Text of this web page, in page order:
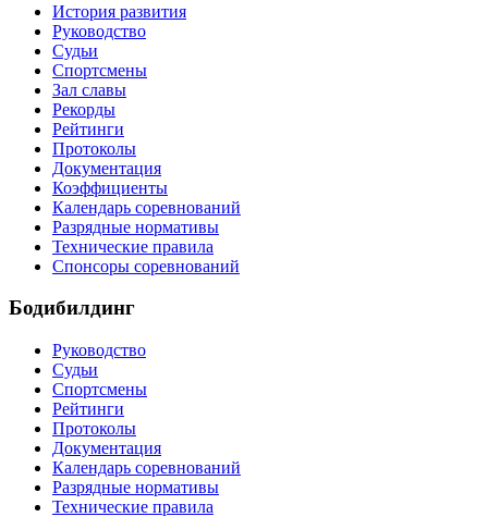
История развития
Руководство
Судьи
Спортсмены
Зал славы
Рекорды
Рейтинги
Протоколы
Документация
Коэффициенты
Календарь соревнований
Разрядные нормативы
Технические правила
Спонсоры соревнований
Бодибилдинг
Руководство
Судьи
Спортсмены
Рейтинги
Протоколы
Документация
Календарь соревнований
Разрядные нормативы
Технические правила